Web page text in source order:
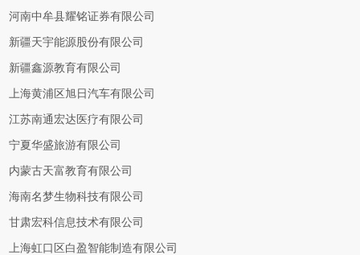
河南中牟县耀铭证券有限公司
新疆天宇能源股份有限公司
新疆鑫源教育有限公司
上海黄浦区旭日汽车有限公司
江苏南通宏达医疗有限公司
宁夏华盛旅游有限公司
内蒙古天富教育有限公司
海南名梦生物科技有限公司
甘肃宏科信息技术有限公司
上海虹口区白盈智能制造有限公司